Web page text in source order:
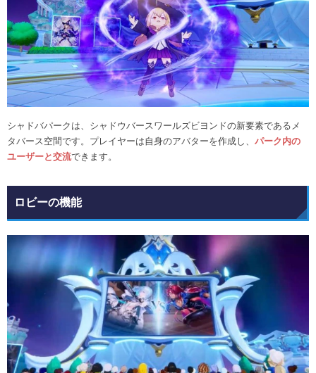
シャドバパークは、シャドウバースワールズビヨンドの新要素であるメ
タバース空間です。プレイヤーは自身のアバターを作成し、 パーク内の
ユーザーと交流できます。
ロビーの機能